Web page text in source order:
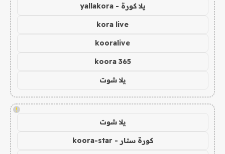
يلا كورة - yallakora
kora live
kooralive
koora 365
يلا شوت
!
يلا شوت
كورة ستار - koora-star